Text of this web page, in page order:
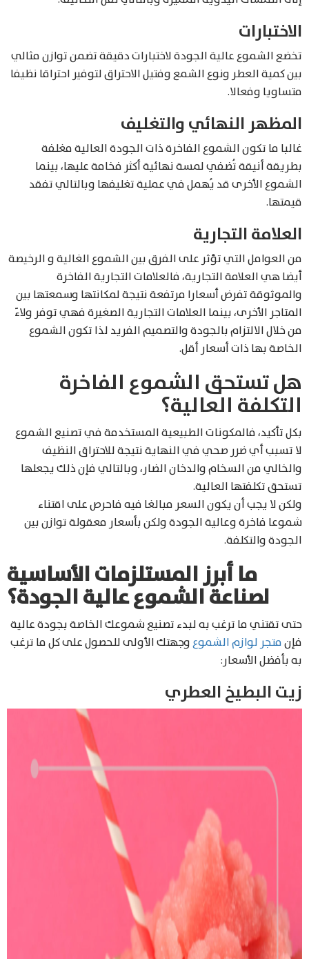
الاختبارات
تخضع الشموع عالية الجودة لاختبارات دقيقة تضمن توازن مثالي
بين كمية العطر ونوع الشمع وفتيل الاحتراق لتوفير احتراقا نظيفا
متساويا وفعالا.
المظهر النهائي والتغليف
غالبا ما تكون الشموع الفاخرة ذات الجودة العالية مغلفة
بطريقة أنيقة تُضفي لمسة نهائية أكثر فخامة عليها، بينما
الشموع الأخرى قد يُهمل في عملية تغليفها وبالتالي تفقد
قيمتها.
العلامة التجارية
من العوامل التي تؤثر على الفرق بين الشموع الغالية و الرخيصة
أيضا هي العلامة التجارية، فالعلامات التجارية الفاخرة
والموثوقة تفرض أسعارا مرتفعة نتيجة لمكانتها وسمعتها بين
المتاجر الأخرى، بينما العلامات التجارية الصغيرة فهي توفر ولاءََ
من خلال الالتزام بالجودة والتصميم الفريد لذا تكون الشموع
الخاصة بها ذات أسعار أقل.
هل تستحق الشموع الفاخرة
التكلفة العالية؟
بكل تأكيد، فالمكونات الطبيعية المستخدمة في تصنيع الشموع
لا تسبب أي ضرر صحي في النهاية نتيجة للاحتراق النظيف
والخالي من السخام والدخان الضار، وبالتالي فإن ذلك يجعلها
تستحق تكلفتها العالية.
ولكن لا يجب أن يكون السعر مبالغا فيه فاحرص على اقتناء
شموعا فاخرة وعالية الجودة ولكن بأسعار معقولة توازن بين
الجودة والتكلفة.
ما أبرز المستلزمات الأساسية
لصناعة الشموع عالية الجودة؟
حتى تقتني ما ترغب به لبدء تصنيع شموعك الخاصة بجودة عالية
فإنمتجر لوازم الشموعوجهتك الأولى للحصول على كل ما ترغب
به بأفضل الأسعار:
زيت البطيخ العطري